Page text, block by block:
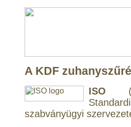
A KDF
ISO
szabványügyi